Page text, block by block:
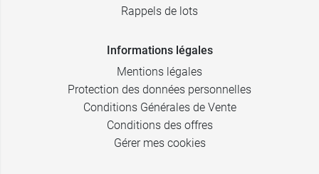
Rappels de lots
Informations légales
Mentions légales
Protection des données personnelles
Conditions Générales de Vente
Conditions des offres
Gérer mes cookies